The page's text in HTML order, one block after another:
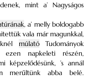
mint a’ Nagyságos
, a’ melly boldogabb
vala már magunkkal,
múlatóTudományok
ezen napkeleti részén,
’s annál
merűltünk abba belé.